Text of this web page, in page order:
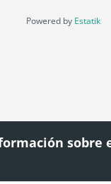
Powered by Estatik
sobre